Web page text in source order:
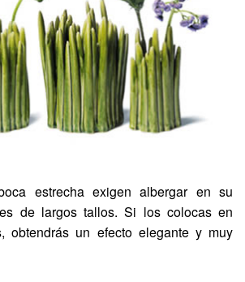
estrecha exigen albergar en su
de largos tallos. Si los colocas en
obtendrás un efecto elegante y muy